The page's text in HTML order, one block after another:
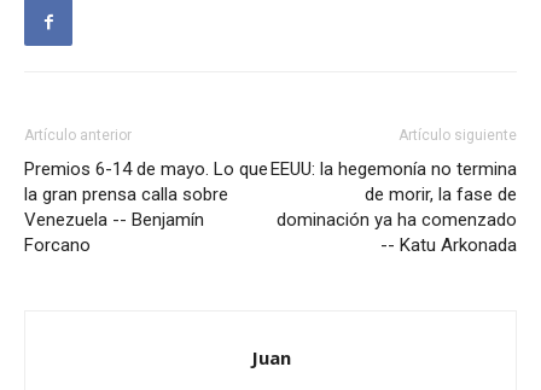
Artículo anterior
Premios 6-14 de mayo. Lo que
la gran prensa calla sobre
Venezuela -- Benjamín
Forcano
Artículo siguiente
EEUU: la hegemonía no termina
de morir, la fase de
dominación ya ha comenzado
-- Katu Arkonada
Juan